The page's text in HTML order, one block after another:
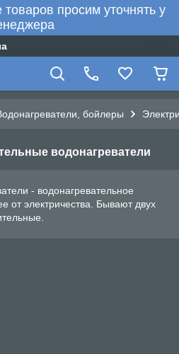
просим уточнять у
бойлеры
водонагреватели
- водонагревательное
от электричества. Бывают двух